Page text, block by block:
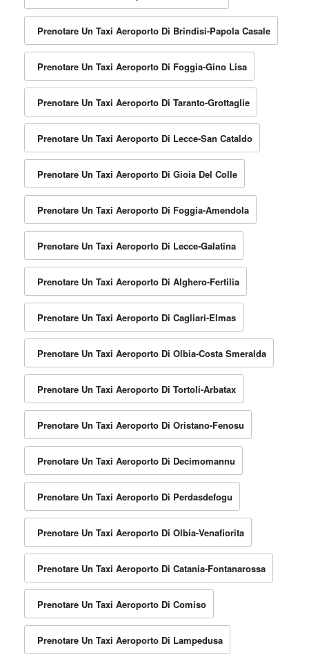
Prenotare Un Taxi Aeroporto Di Brindisi-Papola Casale
Prenotare Un Taxi Aeroporto Di Foggia-Gino Lisa
Prenotare Un Taxi Aeroporto Di Taranto-Grottaglie
Prenotare Un Taxi Aeroporto Di Lecce-San Cataldo
Prenotare Un Taxi Aeroporto Di Gioia Del Colle
Prenotare Un Taxi Aeroporto Di Foggia-Amendola
Prenotare Un Taxi Aeroporto Di Lecce-Galatina
Prenotare Un Taxi Aeroporto Di Alghero-Fertilia
Prenotare Un Taxi Aeroporto Di Cagliari-Elmas
Prenotare Un Taxi Aeroporto Di Olbia-Costa Smeralda
Prenotare Un Taxi Aeroporto Di Tortoli-Arbatax
Prenotare Un Taxi Aeroporto Di Oristano-Fenosu
Prenotare Un Taxi Aeroporto Di Decimomannu
Prenotare Un Taxi Aeroporto Di Perdasdefogu
Prenotare Un Taxi Aeroporto Di Olbia-Venafiorita
Prenotare Un Taxi Aeroporto Di Catania-Fontanarossa
Prenotare Un Taxi Aeroporto Di Comiso
Prenotare Un Taxi Aeroporto Di Lampedusa